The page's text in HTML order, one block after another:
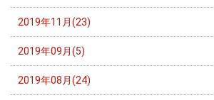
2019年11月(23)
2019年09月(5)
2019年08月(24)